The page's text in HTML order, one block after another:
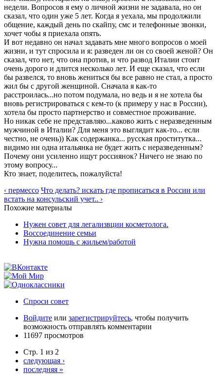
недели. Вопросов я ему о личной жизни не задавала, но он
сказал, что один уже 5 лет. Когда я уехала, мы продолжили
общение, каждый день по скайпу, смс и телефонные звонки,
хочет чобы я приехала опять.
И вот недавно он начал задавать мне много вопросов о моей
жизни, и тут спросила и я: разведен ли он со своей женой? Он
сказал, что нет, что она против, и что развод Италии стоит
очень дорого и длится несколько лет. И еще сказал, что если
бы развелся, то вновь жениться бы все равно не стал, а просто
жил бы с другой женщиной. Сначала я как-то
расстроилась...но потом подумала, но ведь и я не хотела бы
вновь регистрироваться с кем-то (к примеру у нас в России),
хотела бы просто партнерство и совместное проживание.
Но никак себе не представляю...каково жить с неразведенным
мужчиной в Италии? Для меня это выглядит как-то... если
честно, не очень)) Как содержанка... русская проститутка...
видимо ни одна итальянка не будет жить с неразведенным?
Почему они усиленно ищут россиянок? Ничего не знаю по
этому вопросу...
Кто знает, поделитесь, пожалуйста!
‹ пермессо Что делать? искать где прописаться в России или
встать на консульский учет.. ›
Похожие материалы
Нужен совет для легализвции косметолога.
Воссоединение семьи
Нужна помощь с жильем/работой
Спроси совет
Войдите или зарегистрируйтесь, чтобы получить
возможность отправлять комментарии
11697 просмотров
Стр. 1 из 2
следующая ›
последняя »